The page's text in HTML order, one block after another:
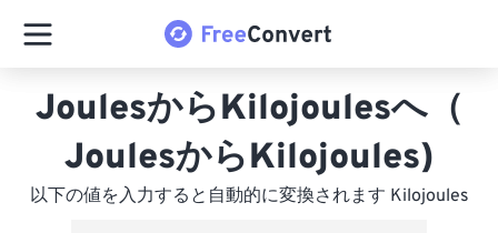
JoulesからKilojoulesへ（
JoulesからKilojoules)
以下の値を入力すると自動的に変換されます Kilojoules